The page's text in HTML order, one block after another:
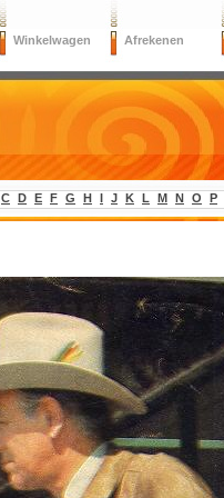
Winkelwagen Afrekenen
C D E F G H I J K L M N O P